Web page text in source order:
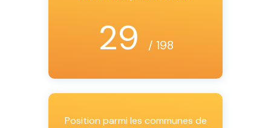
29 / 198
Position parmi les communes de